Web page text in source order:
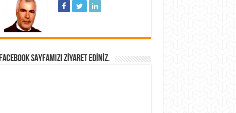
FACEBOOK SAYFAMIZI ZIYARET EDINIZ.